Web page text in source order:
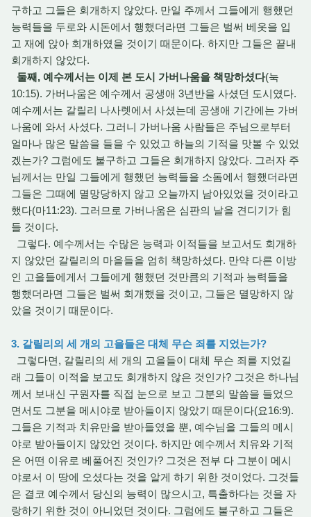
구하고 그들은 회개하지 않았다. 만일 주께서 그들에게 행했던
능력들을 두로와 시돈에서 행했더라면 그들은 벌써 베옷을 입
고 재에 앉아 회개하였을 것이기 때문이다. 하지만 그들은 끝내
회개하지 않았다.
둘째, 예수께서는 이제 본 도시 가버나움을 책망하셨다(눅
10:15). 가버나움은 예수께서 공생애 3년반을 사셨던 도시였다.
예수께서는 갈릴리 나사렛에서 사셨는데 공생애 기간에는 가버
나움에 와서 사셨다. 그러니 가버나움 사람들은 주님으로부터
얼마나 많은 말씀을 들을 수 있었고 하늘의 기적을 맛볼 수 있었
겠는가? 그럼에도 불구하고 그들은 회개하지 않았다. 그러자 주
님께서는 만일 그들에게 행했던 능력들을 소돔에서 행했더라면
그들은 그때에 멸망당하지 않고 오늘까지 남아있었을 것이라고
했다(마11:23). 그러므로 가버나움은 심판의 날을 견디기가 힘
들 것이다.
그렇다. 예수께서는 수많은 능력과 이적들을 보고서도 회개하
지 않았던 갈릴리의 마을들을 엄히 책망하셨다. 만약 다른 이방
인 고을들에게서 그들에게 행했던 것만큼의 기적과 능력들을
행했더라면 그들은 벌써 회개했을 것이고, 그들은 멸망하지 않
았을 것이기 때문이다.
3. 갈릴리의 세 개의 고을들은 대체 무슨 죄를 지었는가?
그렇다면, 갈릴리의 세 개의 고을들이 대체 무슨 죄를 지었길
래 그들이 이적을 보고도 회개하지 않은 것인가? 그것은 하나님
께서 보내신 구원자를 직접 눈으로 보고 그분의 말씀을 들었으
면서도 그분을 메시야로 받아들이지 않았기 때문이다(요16:9).
그들은 기적과 치유만을 받아들였을 뿐, 예수님을 그들의 메시
야로 받아들이지 않았언 것이다. 하지만 예수께서 치유와 기적
은 어떤 이유로 베풀어진 것인가? 그것은 전부 다 그분이 메시
야로서 이 땅에 오셨다는 것을 알게 하기 위한 것이었다. 그것들
은 결코 예수께서 당신의 능력이 많으시고, 특출하다는 것을 자
랑하기 위한 것이 아니었던 것이다. 그럼에도 불구하고 그들은